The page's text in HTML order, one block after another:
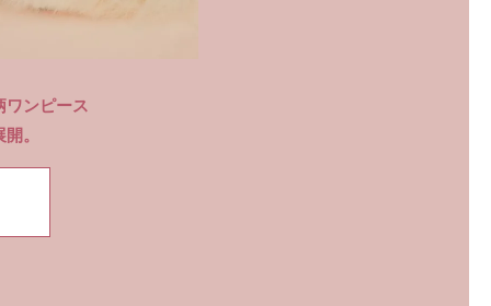
ワンピース
。